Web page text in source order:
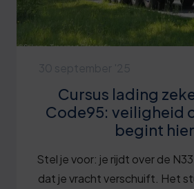
Cursus lading
Code95: veiligheid
begint hier
Stel je voor: je rijdt over de
dat je vracht verschuift. Het